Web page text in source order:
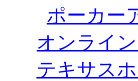
ポーカー
オンライ
テキサス